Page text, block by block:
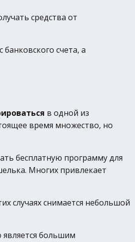
средства от
счета, а
в одной из
время множество, но
бесплатную программу для
Многих привлекает
случаях снимается небольшой
большим